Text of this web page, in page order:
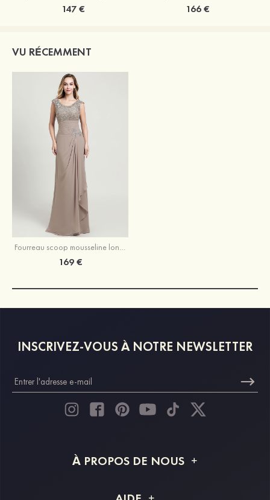
147 € 166 €
VU RÉCEMMENT
Fourreau scoop mousseline longueur ras du sol robe de mère de la mariée avec appliqué dentelle volants
169 €
INSCRIVEZ-VOUS À NOTRE NEWSLETTER
À PROPOS DE NOUS